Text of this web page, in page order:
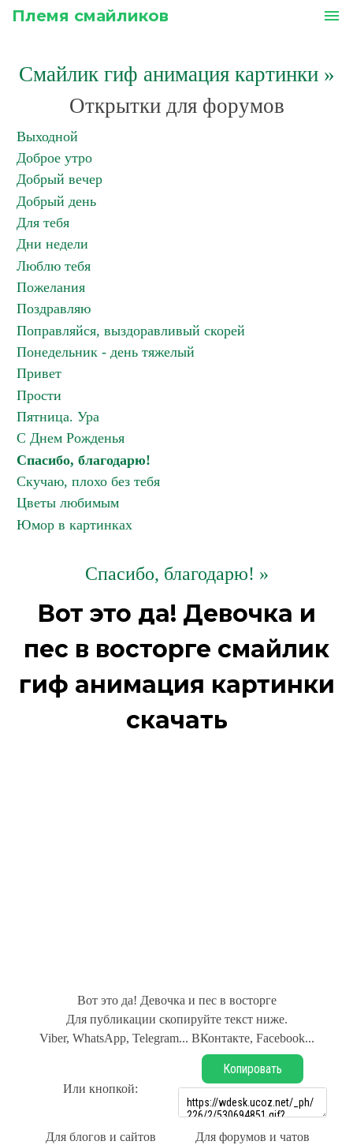
Племя смайликов menu
Смайлик гиф анимация картинки»
Открытки для форумов
Выходной
Доброе утро
Добрый вечер
Добрый день
Для тебя
Дни недели
Люблю тебя
Пожелания
Поздравляю
Поправляйся, выздоравливый скорей
Понедельник - день тяжелый
Привет
Прости
Пятница. Ура
С Днем Рожденья
Спасибо, благодарю!
Скучаю, плохо без тебя
Цветы любимым
Юмор в картинках
Спасибо, благодарю! »
Вот это да! Девочка и
пес в восторге смайлик
гиф анимация картинки
скачать
Вот это да! Девочка и пес в восторге
Для публикации скопируйте текст ниже.
Viber, WhatsApp, Telegram... ВКонтакте, Facebook...
Или кнопкой:
Копировать
Для блогов и сайтов Для форумов и чатов